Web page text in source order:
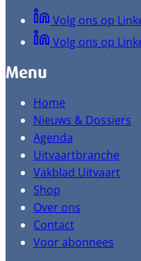
Volg ons op
Volg ons op
Menu
Home
Nieuws & Dossiers
Agenda
Uitvaartbranche
Vakblad Uitvaart
Shop
Over ons
Contact
Voor abonnees